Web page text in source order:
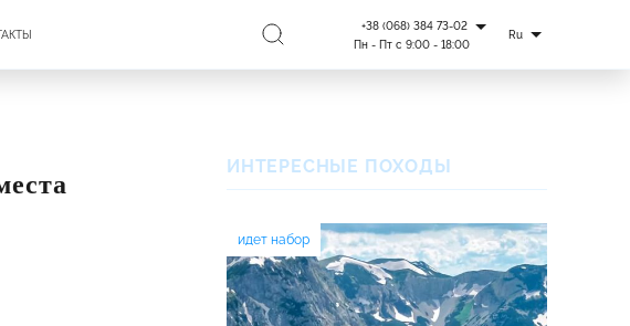
+38 (068) 384 73-02
Пн - Пт с 9:00 - 18:00
Ru
ИНТЕРЕСНЫЕ ПОХОДЫ
идет набор